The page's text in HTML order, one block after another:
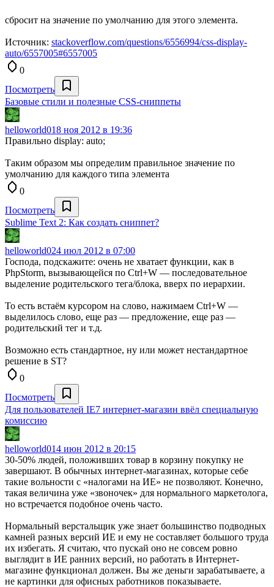
сбросит на значение по умолчанию для этого элемента.
Источник: stackoverflow.com/questions/6556994/css-display-
auto/6557005#6557005
0
Посмотреть
Базовые стили и полезные CSS-сниппеты
helloworld018 ноя 2012 в 19:36
Правильно display: auto;
Таким образом мы определим правильное значение по
умолчанию для каждого типа элемента
0
Посмотреть
Sublime Text 2: Как создать сниппет?
helloworld024 июл 2012 в 07:00
Господа, подскажите: очень не хватает функции, как в
PhpStorm, вызывающейся по Ctrl+W — последовательное
выделение родительского тега/блока, вверх по иерархии.
То есть встаём курсором на слово, нажимаем Ctrl+W —
выделилось слово, еще раз — предложение, еще раз —
родительский тег и т.д.
Возможно есть стандартное, ну или может нестандартное
решение в ST?
0
Посмотреть
Для пользователей IE7 интернет-магазин ввёл специальную
комиссию
helloworld014 июн 2012 в 20:15
30-50% людей, положивших товар в корзину покупку не
завершают. В обычных интернет-магазинах, которые себе
такие вольности с «налогами на ИЕ» не позволяют. Конечно,
такая величина уже «звоночек» для нормального маркетолога,
но встречается подобное очень часто.
Нормальный верстальщик уже знает большинство подводных
камней разных версий ИЕ и ему не составляет большого труда
их избегать. Я считаю, что пускай оно не совсем ровно
выглядит в ИЕ ранних версий, но работать в Интернет-
магазине функционал должен. Вы же деньги зарабатываете, а
не картинки для офисных работников показываете.